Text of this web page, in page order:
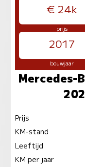
€ 24k
prijs
2017
bouwjaar
Mercedes-
Prijs
KM-stand
Leeftijd
KM per jaar